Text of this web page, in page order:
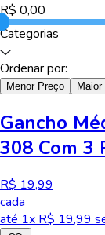
R$ 0,00
Categorias
Ordenar por:
Menor Preço
Gancho
308 Com 3
R$ 19,99
cada
até 1x R$ 19,99